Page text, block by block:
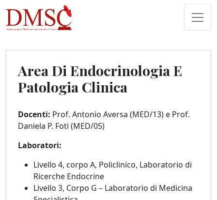
Area Di Endocrinologia E
Patologia Clinica
Docenti: Prof. Antonio Aversa (MED/13) e Prof.
Daniela P. Foti (MED/05)
Laboratori:
Livello 4, corpo A, Policlinico, Laboratorio di
Ricerche Endocrine
Livello 3, Corpo G – Laboratorio di Medicina